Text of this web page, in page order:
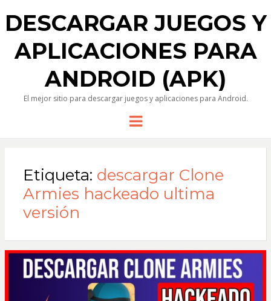
DESCARGAR JUEGOS Y
APLICACIONES PARA
ANDROID (APK)
El mejor sitio para descargar juegos y aplicaciones para Android.
Menu
Etiqueta: descargar Clone
Armies hackeado ultima
versión